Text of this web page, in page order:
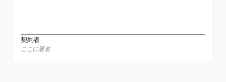
契約者
ここに署名